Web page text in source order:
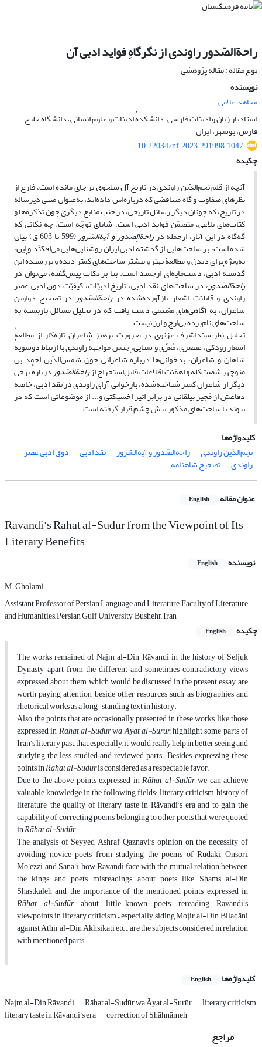
راحةالصّدور راوندی از نگرگاهِ فواید ادبی آن
نوع مقاله : مقاله پژوهشی
نویسنده
مجاهد غلامی
استادیار زبان و ادبیّات فارسی، دانشکدهٔ ادبیّات و علوم انسانی، دانشگاه خلیج
فارس، بوشهر، ایران
10.22034/nf.2023.291998.1047
چکیده
آنچه از قلم نجم‌الدّین راوندی در تاریخ آل سلجوق بر جای مانده است، فارغ از
نظرهای متفاوت و گاه متناقضی که درباره‌اش داده‌اند، به‌عنوان متنی دیرساله
در تاریخ، که چونان دیگر رسائل تاریخی، در جنب منابع دیگری چون تذکره‌ها و
کتاب‌های بلاغی، متضمّن فواید ادبی است، شایای توجّه است. چه نکاتی که
گه‌گاه در این آثار، ازجمله درراحةالصّدور و آیةالسّرور (599 تا 603 ق) بیان
شده است، بر ساحت‌هایی از گذشتهٔ ادبی ایران روشنایی‌هایی می‌افکنَد و این،
به‌ویژه برای دیدن و مطالعۀ بهتر و بیشتر ساحت‌های کمتر دیده و بررسیدهٔ این
گذشتهٔ ادبی، دست‌مایه‌ای ارجمند است. بنا بر نکات پیش‌گفته، می‌توان در
راحةالصّدور، در ساحت‌های نقد ادبی، تاریخ ادبیّات، کیفیّت ذوق ادبی عصر
راوندی و قابلیّت اشعار بازآورده‌شده درراحةالصّدوردر تصحیح دواوین
شاعران، به آگاهی‌های مغتنمی دست یافت که در تحلیل مسائل بازبسته به
ساحت‌های نام‌برده بی‌ارج و ارز نیست.
تحلیل نظر سیّداشرف غزنوی در ضرورت پرهیز شاعران تازه‌کار از مطالعهٔ
اشعار رودکی، عنصری، مُعِزّی و سنایی، جنس مواجههٔ راوندی با ارتباط دوسویهٔ
شاهان و شاعران، بدخوانی‌ها دربارهٔ شاعرانی چون شمس‌الدّین احمد بن
منوچهر شصت‌کله و اهمّیّت اطّلاعات قابل‌استخراج ازراحةالصّدوردربارهٔ برخی
دیگر از شاعران کمتر شناخته‌شده، بازخوانی آرای راوندی در نقد ادبی، خاصه
دفاعش از مُجیر بیلقانی در برابر اثیر اخسیکتی و... از موضوعاتی است که در
پیوند با ساحت‌های مذکور پیش چشم قرار گرفته است.
کلیدواژه‌ها
نجم‌الدّین راوندی
راحةالصّدور و آیةالسّرور نقد ادبی ذوق ادبی عصر
راوندی تصحیح شاهنامه
عنوان مقاله English
Rāvandi’s Rāhat al-Sudūr from the Viewpoint of Its
Literary Benefits
نویسنده English
M. Gholami
Assistant Professor of Persian Language and Literature, Faculty of Literature
and Humanities, Persian Gulf University, Bushehr, Iran
چکیده
English
The works remained of Najm al-Din Rāvandi in the history of Seljuk
Dynasty, apart from the different and sometimes contradictory views
expressed about them, which would be discussed in the present essay, are
worth paying attention beside other resources such as biographies and
rhetorical works as a long-standing text in history.
Also, the points that are occasionally presented in these works, like those
expressed inRāhat al-SudūrwaĀyat al-Surūr,highlight some parts of
Iran’s literary past, that, especially, it would really help in better seeing and
studying the less studied and reviewed parts. Besides, expressing these
points inRāhat al-Sudūris considered as a respectable favor.
Due to the above points expressed inRāhat al-Sudūr, we can achieve
valuable knowledge in the following fields: literary criticism, history of
literature, the quality of literary taste in Rāvandi’s era and to gain the
capability of correcting poems belonging to other poets that were quoted
inRāhat al-Sudūr.
The analysis of Seyyed Ashraf Qaznavi’s opinion on the necessity of
avoiding novice poets from studying the poems of Rūdaki, Onsori,
Mo’ezzi, and Sanā’i, how Rāvandi face with the mutual relation between
the kings and poets, misreadings about poets like Shams al-Din
Shastkaleh and the importance of the mentioned points expressed in
Rāhat al-Sudūrabout little-known poets, rereading Rāvandi's
viewpoints in literary criticism – especially siding Mojir al-Din Bilaqāni
against Athir al-Din Akhsikati etc., are the subjects considered in relation
with mentioned parts.
کلیدواژه‌ها English
Najm al-Din Rāvandi Rāhat al-Sudūr wa Āyat al-Surūr literary criticism
literary taste in Rāvandi’s era correction of Shāhnāmeh
مراجع